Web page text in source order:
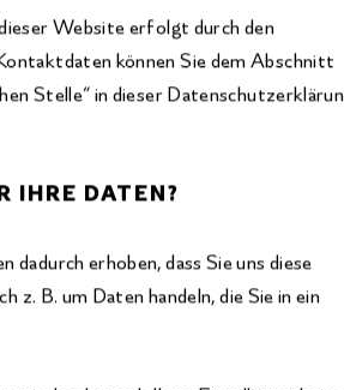
Website erfolgt durch den
können Sie dem Abschnitt
Stelle“ in dieser
IHRE DATEN?
dadurch erhoben, dass Sie uns diese
z. B. um Daten handeln, die Sie in ein